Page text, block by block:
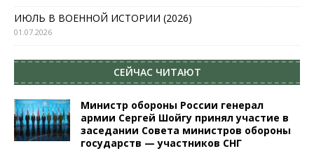
ИЮЛЬ В ВОЕННОЙ ИСТОРИИ (2026)
01.07.2026
СЕЙЧАС ЧИТАЮТ
Министр обороны России генерал
армии Сергей Шойгу принял участие в
заседании Совета министров обороны
государств — участников СНГ